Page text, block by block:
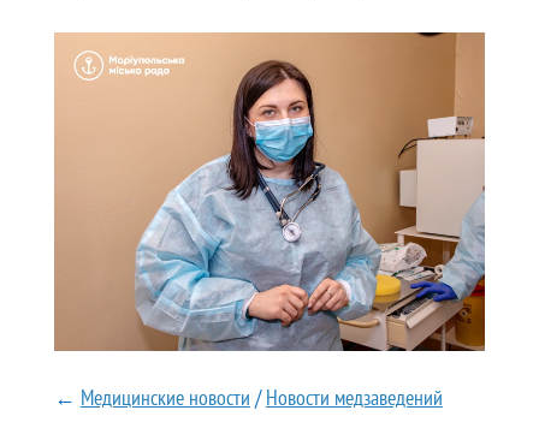
← Медицинские новости /Новости медзаведений